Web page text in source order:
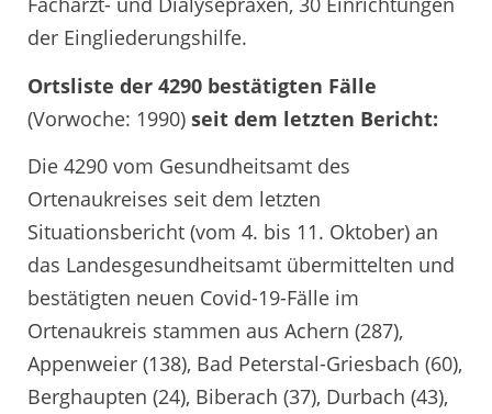
der Eingliederungshilfe.
Ortsliste der 4290 bestätigten Fälle
(Vorwoche: 1990) seit dem letzten Bericht:
Die 4290 vom Gesundheitsamt des
Ortenaukreises seit dem letzten
Situationsbericht (vom 4. bis 11. Oktober) an
das Landesgesundheitsamt übermittelten und
bestätigten neuen Covid-19-Fälle im
Ortenaukreis stammen aus Achern (287),
Appenweier (138), Bad Peterstal-Griesbach (60),
Berghaupten (24), Biberach (37), Durbach (43),